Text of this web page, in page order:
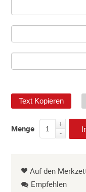
Text Kopieren
Menge
+
-
Auf den
Empfehlen